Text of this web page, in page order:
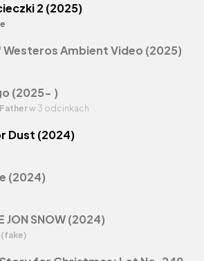
Dust (2024)
(2024)
2 (2025)
JON SNOW (2024)
(fake)
Ambient Video (2025)
(2025- )
w 3 odcinkach